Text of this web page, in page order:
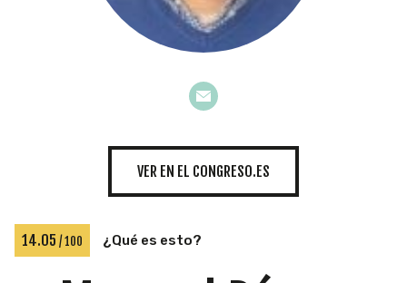
INICIATIVAS
TEMÁTICAS
VER EN EL CONGRESO.ES
14.05 / 100 ¿Qué es esto?